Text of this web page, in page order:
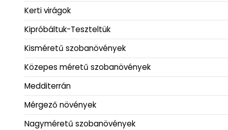
Kerti virágok
Kipróbáltuk-Teszteltük
Kisméretű szobanövények
Közepes méretű szobanövények
Medditerrán
Mérgező növények
Nagyméretű szobanövények